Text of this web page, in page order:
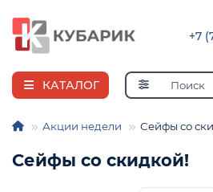
+7
КАТАЛОГ
Акции недели Сейфы со
Сейфы со скидкой!